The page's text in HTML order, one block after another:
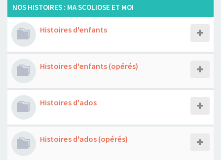
NOS HISTOIRES : MA SCOLIOSE ET MOI
Histoires d'enfants
Histoires d'enfants (opérés)
Histoires d'ados
Histoires d'ados (opérés)